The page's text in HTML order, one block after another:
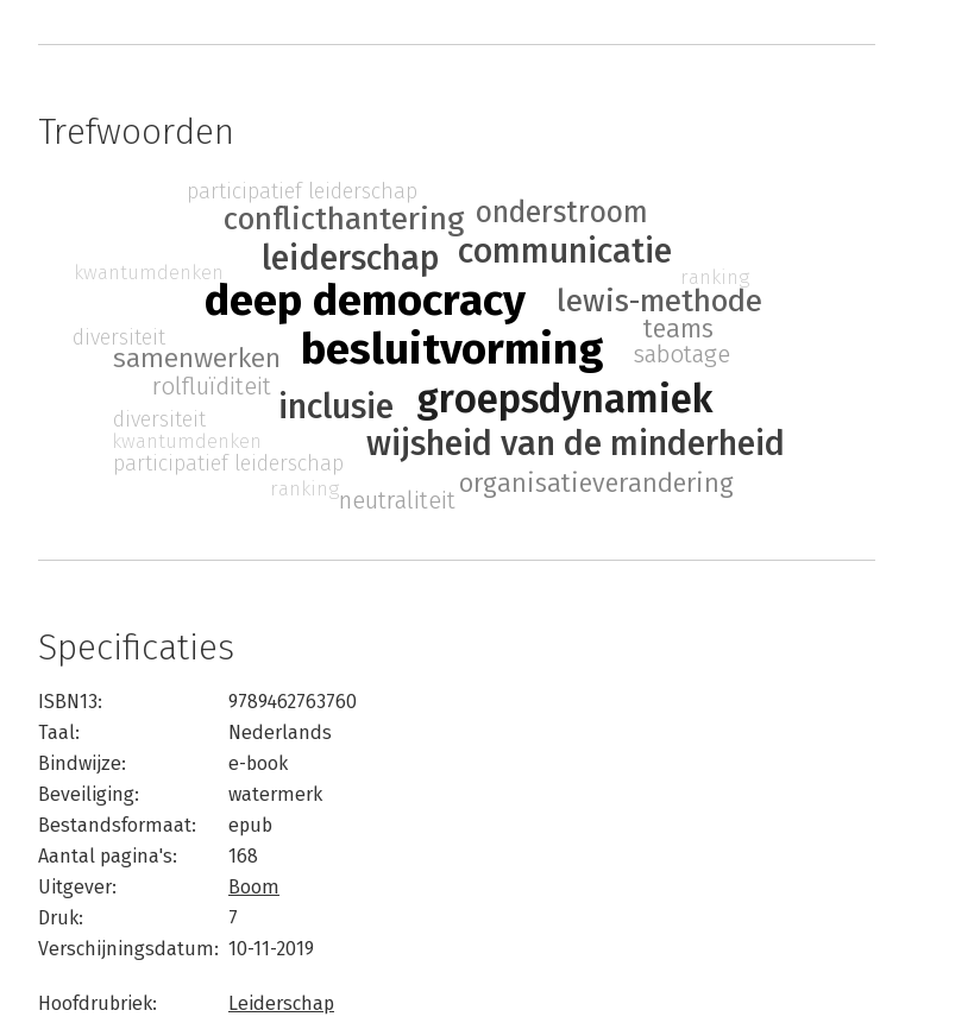
Trefwoorden
besluitvorming
deep democracy
groepsdynamiek
inclusie
leiderschap communicatie
wijsheid van de minderheid
conflicthantering
lewis-methode
onderstroom
samenwerken
teams
organisatieverandering
sabotage
rolfluïditeit
neutraliteit
participatief leiderschap
kwantumdenken
diversiteit
ranking
participatief leiderschap
kwantumdenken
diversiteit
ranking
Specificaties
ISBN13:
9789462763760
Taal:
Nederlands
Bindwijze:
e-book
Beveiliging:
watermerk
Bestandsformaat:
epub
Aantal pagina's:
168
Uitgever:
Boom
Druk:
7
Verschijningsdatum: 10-11-2019
Hoofdrubriek: Leiderschap